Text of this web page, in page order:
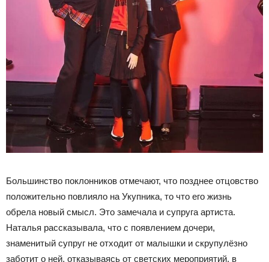
Большинство поклонников отмечают, что позднее отцовство
положительно повлияло на Укупника, то что его жизнь
обрела новый смысл. Это замечала и супруга артиста.
Наталья рассказывала, что с появлением дочери,
знаменитый супруг не отходит от малышки и скрупулёзно
заботит о ней, отказываясь от светских мероприятий, в